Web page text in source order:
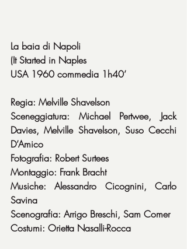
La baia di Napoli
(It Started in Naples
USA 1960 commedia 1h40’
Regia: Melville Shavelson
Sceneggiatura: Michael Pertwee, Jack
Davies, Melville Shavelson, Suso Cecchi
D’Amico
Fotografia: Robert Surtees
Montaggio: Frank Bracht
Musiche: Alessandro Cicognini, Carlo
Savina
Scenografia: Arrigo Breschi, Sam Comer
Costumi: Orietta Nasalli-Rocca